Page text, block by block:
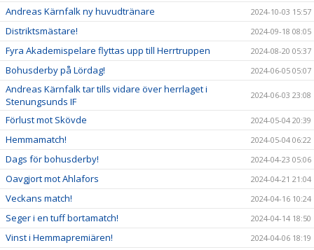
Andreas Kärnfalk ny huvudtränare 2024-10-03 15:57
Distriktsmästare! 2024-09-18 08:05
Fyra Akademispelare flyttas upp till Herrtruppen 2024-08-20 05:37
Bohusderby på Lördag! 2024-06-05 05:07
Andreas Kärnfalk tar tills vidare över herrlaget i
Stenungsunds IF
2024-06-03 23:08
Förlust mot Skövde 2024-05-04 20:39
Hemmamatch! 2024-05-04 06:22
Dags för bohusderby! 2024-04-23 05:06
Oavgjort mot Ahlafors 2024-04-21 21:04
Veckans match! 2024-04-16 10:24
Seger i en tuff bortamatch! 2024-04-14 18:50
Vinst i Hemmapremiären! 2024-04-06 18:19